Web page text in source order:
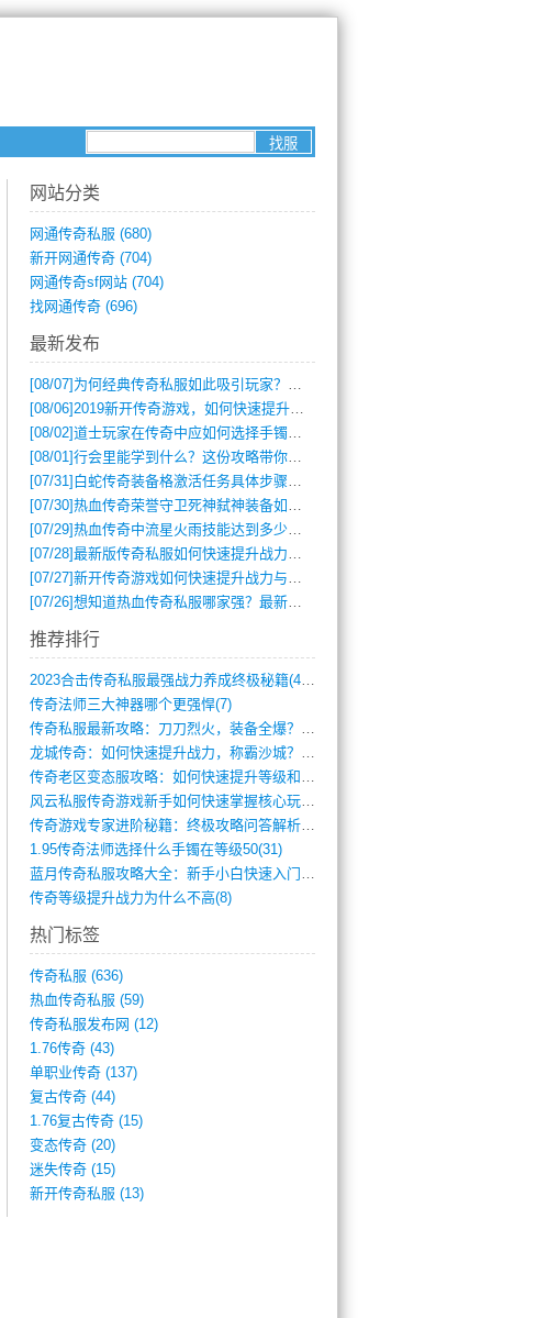
网站分类
网通传奇私服 (680)
新开网通传奇 (704)
网通传奇sf网站 (704)
找网通传奇 (696)
最新发布
[08/07] 为何经典传奇私服如此吸引玩家？深度攻略解析
[08/06]2019新开传奇游戏，如何快速提升角色等级？
[08/02]道士玩家在传奇中应如何选择手镯装备？
[08/01]行会里能学到什么？这份攻略带你全掌握
[07/31] 白蛇传奇装备格激活任务具体步骤是什么？如何完成？
[07/30]热血传奇荣誉守卫死神弑神装备如何获取与佩戴攻略？
[07/29]热血传奇中流星火雨技能达到多少级可以开始练装备？
[07/28]最新版传奇私服如何快速提升战力与获取稀有装备？
[07/27]新开传奇游戏如何快速提升战力与获取稀有装备？
[07/26]想知道热血传奇私服哪家强？最新排行榜攻略全解析
推荐排行
2023合击传奇私服最强战力养成终极秘籍(428)
传奇法师三大神器哪个更强悍(7)
传奇私服最新攻略：刀刀烈火，装备全爆？攻(813)
龙城传奇：如何快速提升战力，称霸沙城？(802)
传奇老区变态服攻略：如何快速提升等级和战(379)
风云私服传奇游戏新手如何快速掌握核心玩法(616)
传奇游戏专家进阶秘籍：终极攻略问答解析(848)
1.95传奇法师选择什么手镯在等级50(31)
蓝月传奇私服攻略大全：新手小白快速入门指(386)
传奇等级提升战力为什么不高(8)
热门标签
传奇私服 (636)
热血传奇私服 (59)
传奇私服发布网 (12)
1.76传奇 (43)
单职业传奇 (137)
复古传奇 (44)
1.76复古传奇 (15)
变态传奇 (20)
迷失传奇 (15)
新开传奇私服 (13)